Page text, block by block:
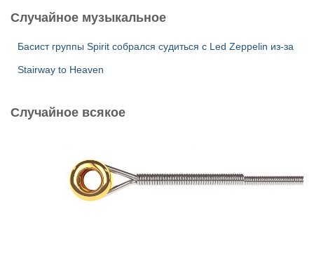
:Случайное музыкальное
Басист группы Spirit собрался судиться с Led Zeppelin из-за
Stairway to Heaven
Случайное всякое